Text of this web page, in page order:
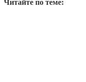
Читайте по теме: